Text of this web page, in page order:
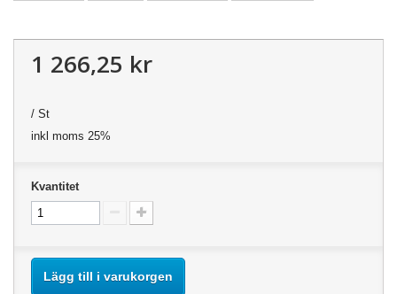
1 266,25 kr
/ St
inkl moms 25%
Kvantitet
Lägg till i varukorgen